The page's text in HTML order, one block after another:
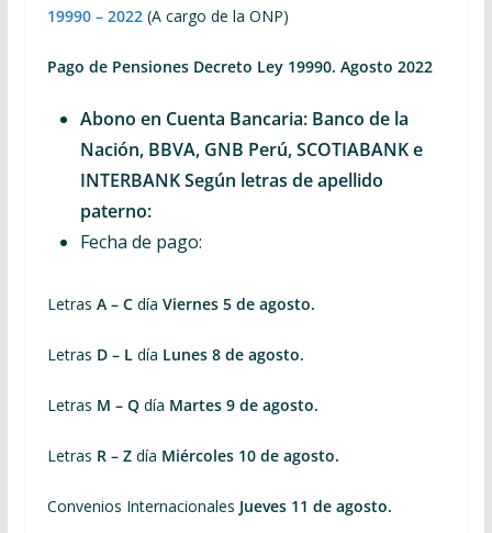
19990 – 2022(A cargo de la ONP)
Pago de Pensiones Decreto Ley 19990. Agosto 2022
Abono en Cuenta Bancaria: Banco de la
Nación, BBVA, GNB Perú, SCOTIABANK e
INTERBANK Según letras de apellido
paterno:
Fecha de pago:
Letras A – Cdía Viernes 5 de agosto.
Letras D – Ldía Lunes 8 de agosto.
Letras M – Qdía Martes 9 de agosto.
Letras R – Zdía Miércoles 10 de agosto.
Convenios Internacionales Jueves 11 de agosto.